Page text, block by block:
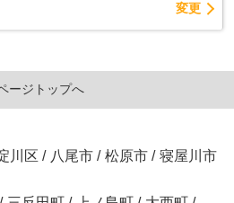
変更
ージトップへ
川区 / 八尾市 / 松原市 / 寝屋川市